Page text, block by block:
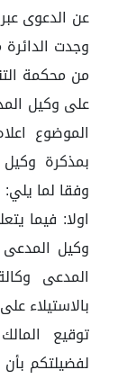
عن الدعوى
وجدت
من محكمة
على وكيل
الموضوع
بمذكرة
وفقا لما يلي:
اولا: فيما
وكيل
المدعى
بالاستيلاء
توقيع
لفضيلتكم